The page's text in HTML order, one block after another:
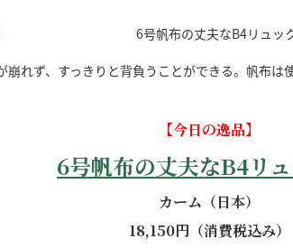
崩れず、すっきりと背負うことができる。帆布は
【今日の逸品】
6号帆布の丈夫なB4リ
カーム（日本）
18,150円（消費税込み）